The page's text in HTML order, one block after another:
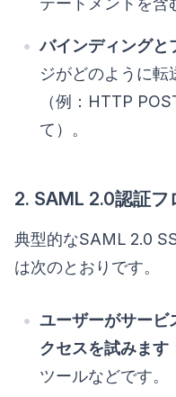
バインディングと
ジがどのように転
（例：HTTP
て）。
2. SAML 2.0認証フ
典型的なSAML 2.0
は次のとおりです。
ユーザーがサービ
クセスを試みます
ツールなどです。